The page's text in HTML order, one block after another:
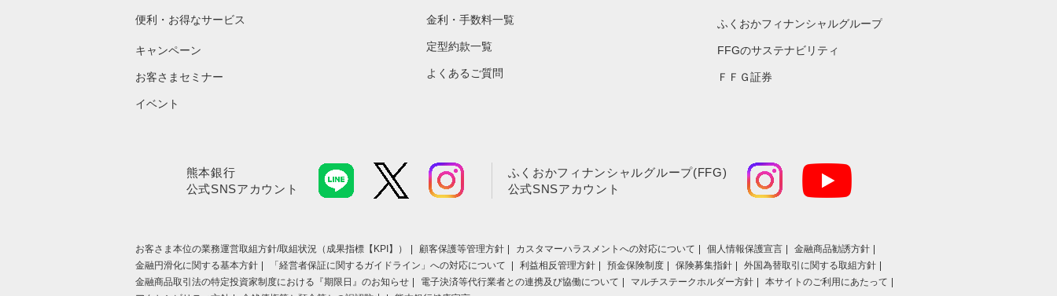
便利・お得なサービス
キャンペーン
お客さまセミナー
イベント
金利・手数料一覧
定型約款一覧
よくあるご質問
ふくおかフィナンシャルグループ
FFGのサステナビリティ
ＦＦＧ証券
熊本銀行
公式SNSアカウント
ふくおかフィナンシャルグループ(FFG)
公式SNSアカウント
お客さま本位の業務運営取組⽅針/取組状況（成果指標【KPI】） 顧客保護等管理方針 カスタマーハラスメントへの対応について 個人情報保護宣言
金融商品勧誘方針
金融円滑化に関する基本方針
「経営者保証に関するガイドライン」への対応について 利益相反管理方針 預金保険制度 保険募集指針
外国為替取引に関する取組方針
金融商品取引法の特定投資家制度における『期限日』のお知らせ
電子決済等代行業者との連携及び協働について マルチステークホルダー方針
本サイトのご利用にあたって